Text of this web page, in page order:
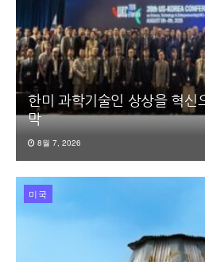
한미 과학기술인 상상을 혁
막
8월 7, 2026
미국